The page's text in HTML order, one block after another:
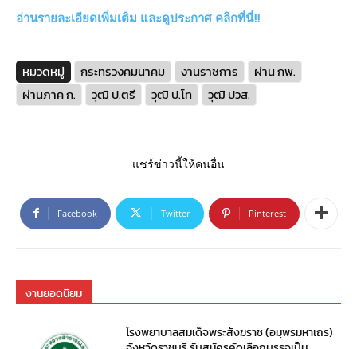
อ่านรายละเอียดเพิ่มเติม และดูประกาศ คลิกที่นี่!!
หมวดหมู่ กระทรวงคมนาคม งานราชการ
ผ่าน กพ.
ผ่านภาค ก.
วุฒิ ป.ตรี วุฒิ ป.โท วุฒิ ปวส.
แชร์ข่าวนี้ให้คนอื่น
Facebook Twitter Pinterest
งานยอดนิยม
โรงพยาบาลสมเด็จพระสังฆราช (อมฺพรมหาเถร)